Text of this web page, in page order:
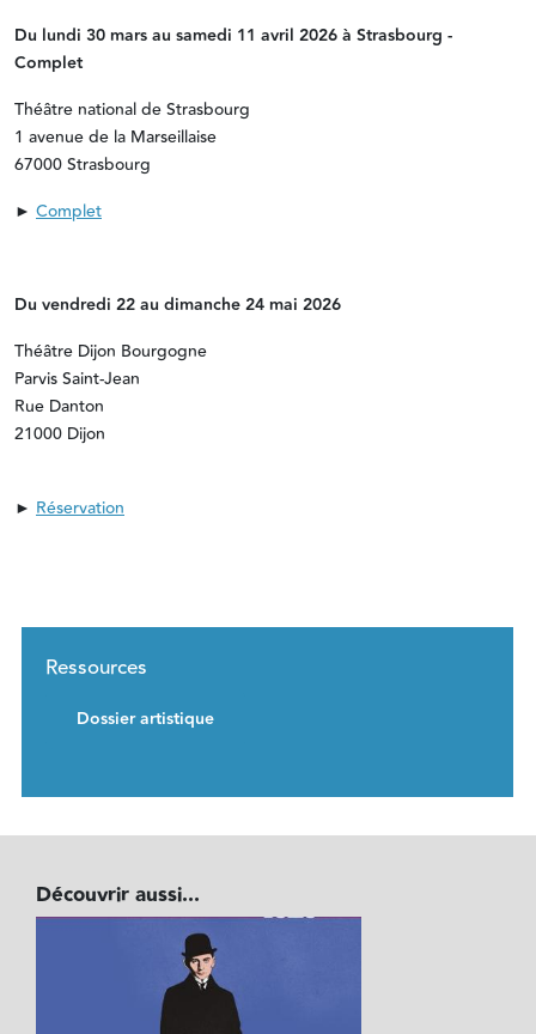
Du lundi 30 mars au samedi 11 avril 2026 à Strasbourg -
Complet
Théâtre national de Strasbourg
1 avenue de la Marseillaise
67000 Strasbourg
► Complet
Du vendredi 22 au dimanche 24 mai 2026
Théâtre Dijon Bourgogne
Parvis Saint-Jean
Rue Danton
21000 Dijon
► Réservation
Ressources
Dossier artistique
Découvrir aussi...